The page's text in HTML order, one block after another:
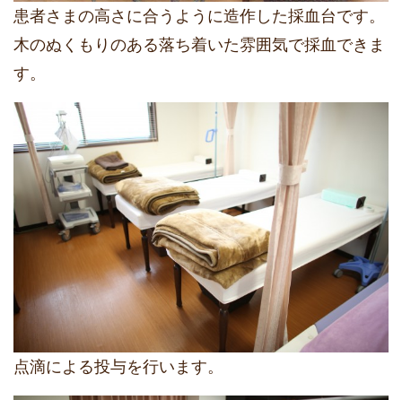
患者さまの高さに合うように造作した採血台です。
木のぬくもりのある落ち着いた雰囲気で採血できま
す。
点滴による投与を行います。